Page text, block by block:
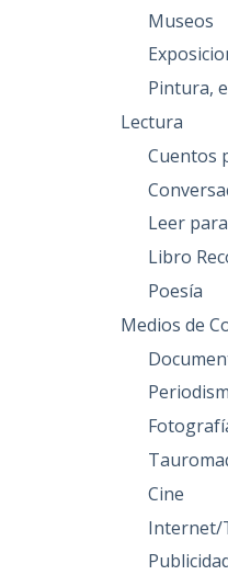
Museos
Pintura,
Lectura
Cuentos
Leer
Libro
Poesía
Medios de
Cine
Internet/